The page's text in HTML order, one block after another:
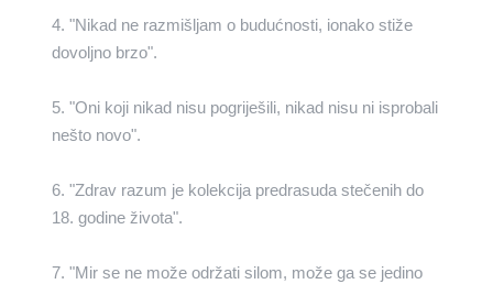
4. "Nikad ne razmišljam o budućnosti, ionako stiže
dovoljno brzo".
5. "Oni koji nikad nisu pogriješili, nikad nisu ni isprobali
nešto novo".
6. "Zdrav razum je kolekcija predrasuda stečenih do
18. godine života".
7. "Mir se ne može održati silom, može ga se jedino